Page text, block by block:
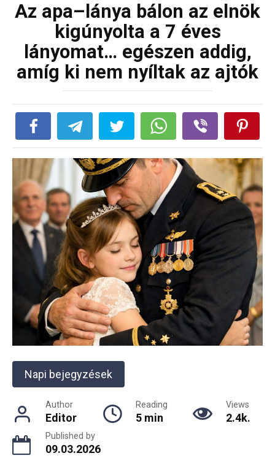
Az apa–lánya bálon az elnök
kigúnyolta a 7 éves
lányomat… egészen addig,
amíg ki nem nyíltak az ajtók
Napi bejegyzések
Author
Editor
Reading
5 min
Views
2.4k.
Published by
09.03.2026